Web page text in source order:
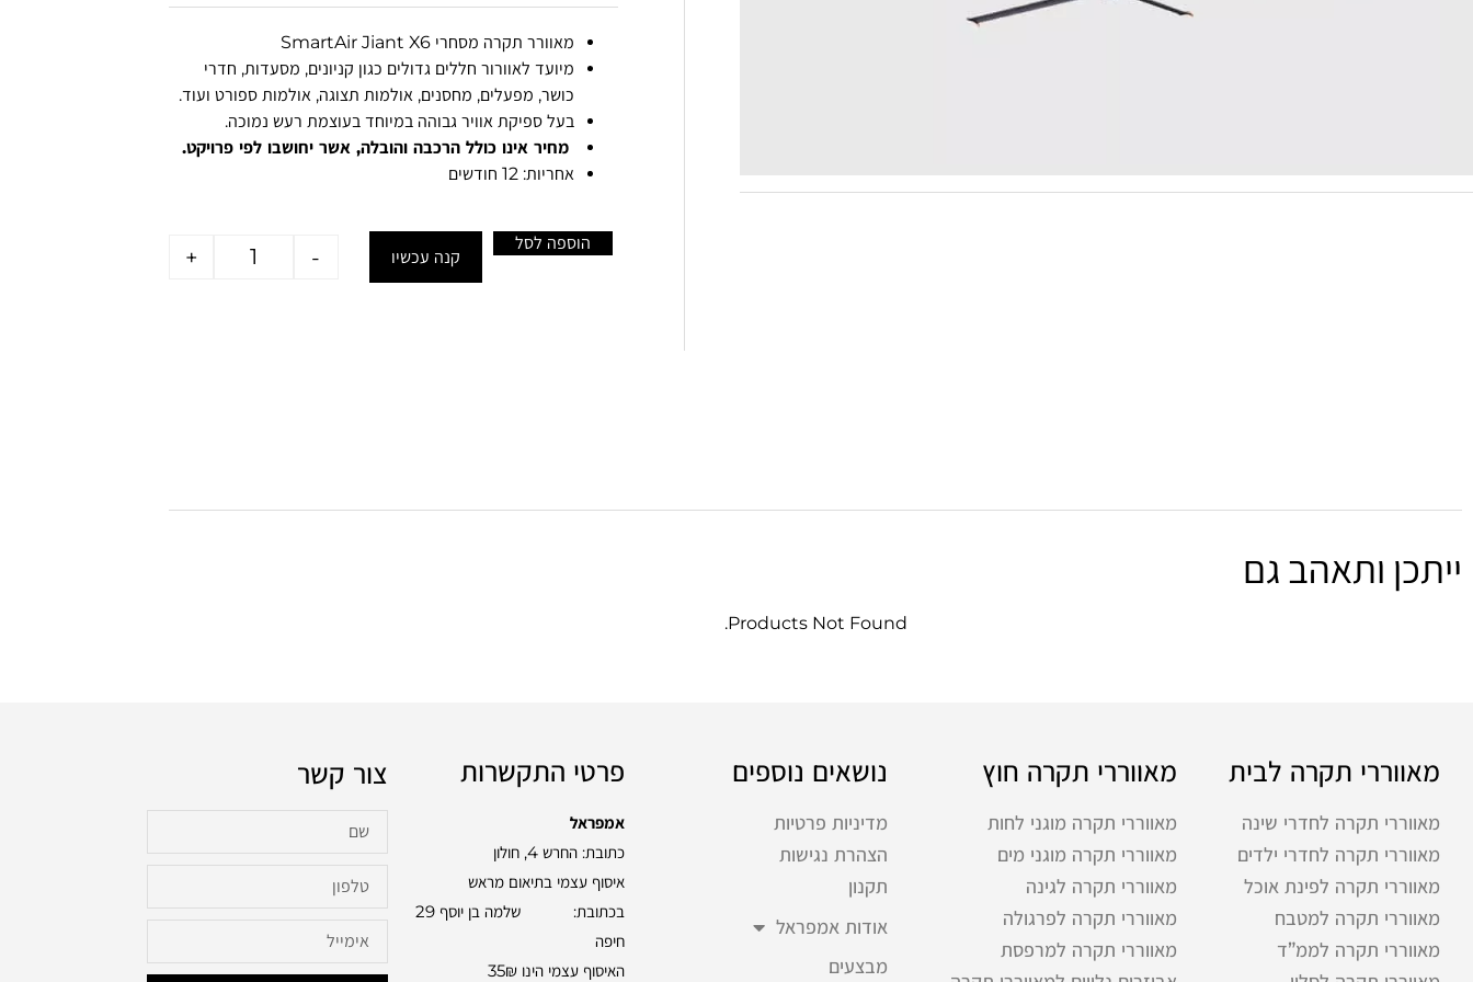
מאוורר תקרה מסחרי SmartAir Jiant X6
מיועד לאוורור חללים גדולים כגון קניונים, מסעדות, חדרי
כושר, מפעלים, מחסנים, אולמות תצוגה, אולמות ספורט ועוד.
בעל ספיקת אוויר גבוהה במיוחד בעוצמת רעש נמוכה.
מחיר אינו כולל הרכבה והובלה, אשר יחושבו לפי פרויקט.
אחריות: 12 חודשים
-
+
הוספה לסל
קנה עכשיו
ייתכן ותאהב גם
Products Not Found.
מאווררי תקרה לבית
מאווררי תקרה לחדרי שינה
מאווררי תקרה לחדרי ילדים
מאווררי תקרה לפינת אוכל
מאווררי תקרה למטבח
מאווררי תקרה לממ”ד
מאווררי תקרה חוץ
מאווררי תקרה מוגני לחות
מאווררי תקרה מוגני מים
מאווררי תקרה לגינה
מאווררי תקרה לפרגולה
מאווררי תקרה למרפסת
נושאים נוספים
מדיניות פרטיות
הצהרת נגישות
תקנון
אודות אמפראל
מבצעים
פרטי התקשרות
אמפראל
כתובת: החרש 4, חולון
איסוף עצמי בתיאום מראש
בכתובת: שלמה בן יוסף 29
חיפה
האיסוף עצמי הינו 35₪
צור קשר